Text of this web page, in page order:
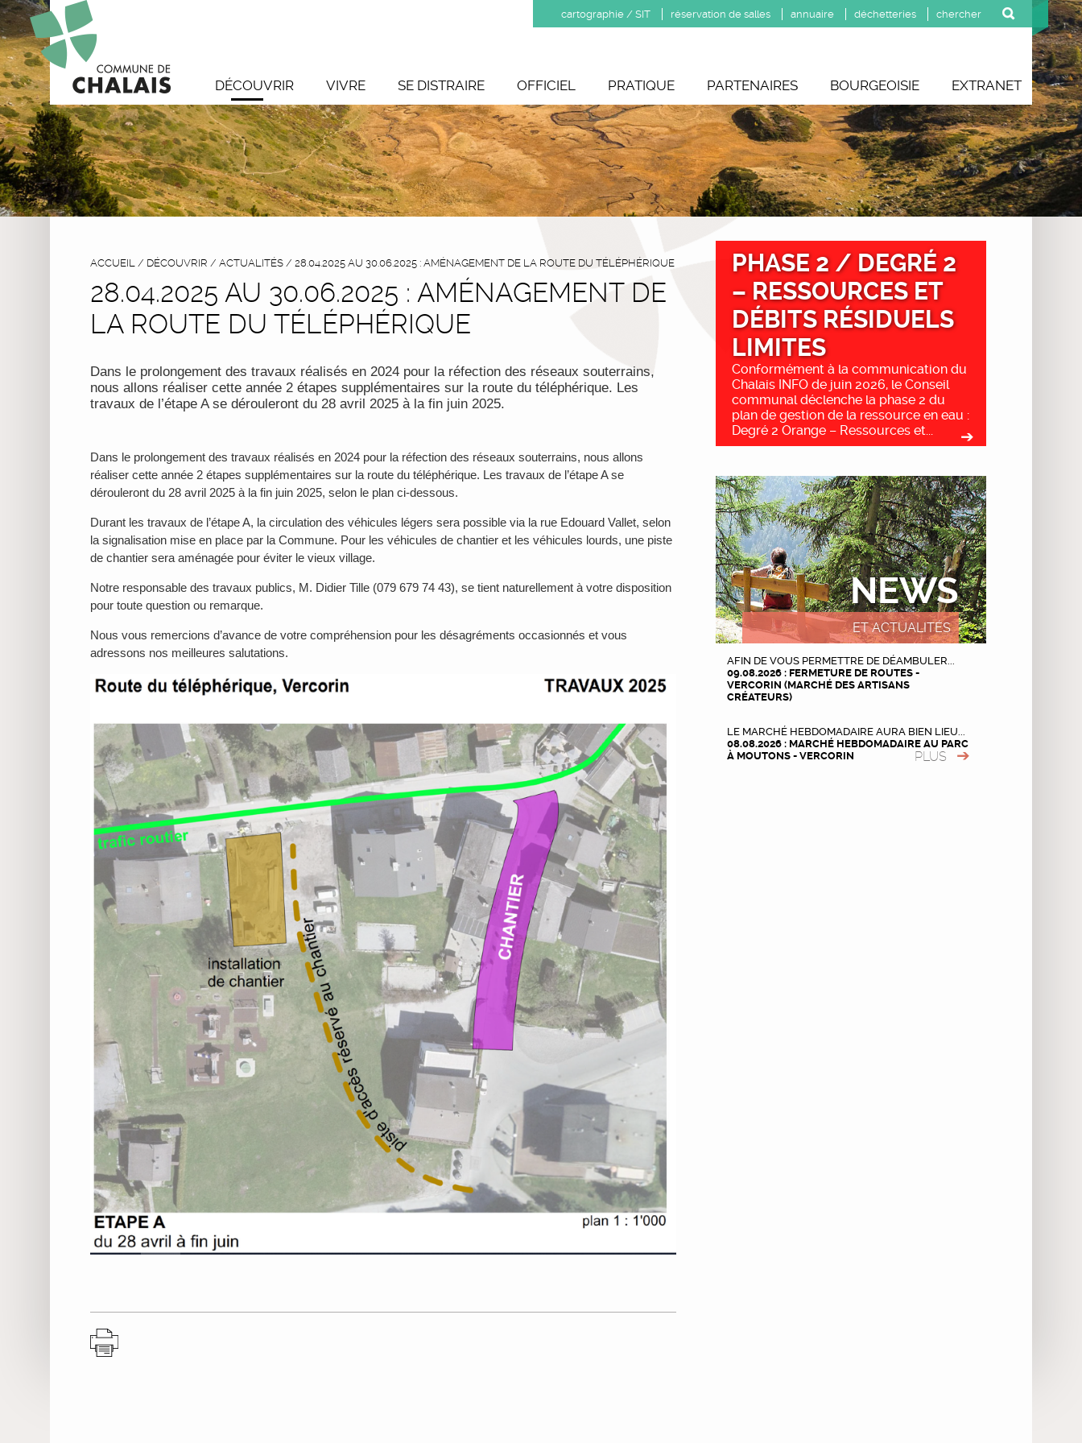
cartographie / SIT réservation de salles annuaire déchetteries
DÉCOUVRIR VIVRE SE DISTRAIRE OFFICIEL PRATIQUE PARTENAIRES BOURGEOISIE EXTRANET
ACCUEIL / DÉCOUVRIR / ACTUALITÉS / 28.04.2025 AU 30.06.2025 : AMÉNAGEMENT DE LA ROUTE DU TÉLÉPHÉRIQUE
28.04.2025 AU 30.06.2025 : AMÉNAGEMENT DE
LA ROUTE DU TÉLÉPHÉRIQUE
Dans le prolongement des travaux réalisés en 2024 pour la réfection des réseaux souterrains,
nous allons réaliser cette année 2 étapes supplémentaires sur la route du téléphérique. Les
travaux de l’étape A se dérouleront du 28 avril 2025 à la fin juin 2025.
Dans le prolongement des travaux réalisés en 2024 pour la réfection des réseaux souterrains, nous allons
réaliser cette année 2 étapes supplémentaires sur la route du téléphérique. Les travaux de l’étape A se
dérouleront du 28 avril 2025 à la fin juin 2025, selon le plan ci-dessous.
Durant les travaux de l’étape A, la circulation des véhicules légers sera possible via la rue Edouard Vallet, selon
la signalisation mise en place par la Commune. Pour les véhicules de chantier et les véhicules lourds, une piste
de chantier sera aménagée pour éviter le vieux village.
Notre responsable des travaux publics, M. Didier Tille (079 679 74 43), se tient naturellement à votre disposition
pour toute question ou remarque.
Nous vous remercions d’avance de votre compréhension pour les désagréments occasionnés et vous
adressons nos meilleures salutations.
PHASE 2 / DEGRÉ 2
– RESSOURCES ET
DÉBITS RÉSIDUELS
LIMITES
Conformément à la communication du
Chalais INFO de juin 2026, le Conseil
communal déclenche la phase 2 du
plan de gestion de la ressource en eau :
Degré 2 Orange – Ressources et...
NEWS
ET ACTUALITÉS
AFIN DE VOUS PERMETTRE DE DÉAMBULER...
09.08.2026 : FERMETURE DE ROUTES -
VERCORIN (MARCHÉ DES ARTISANS
CRÉATEURS)
LE MARCHÉ HEBDOMADAIRE AURA BIEN LIEU...
08.08.2026 : MARCHÉ HEBDOMADAIRE AU PARC
À MOUTONS - VERCORIN
PLUS